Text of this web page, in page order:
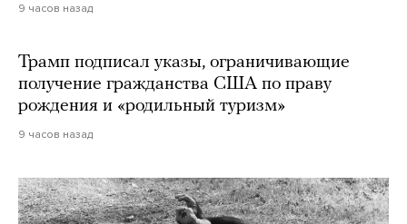
9 часов назад
Трамп подписал указы, ограничивающие
получение гражданства США по праву
рождения и «родильный туризм»
9 часов назад